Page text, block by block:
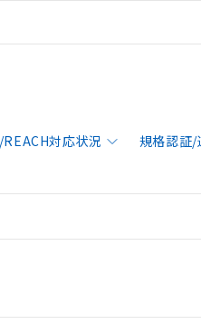
対応状況 規格認証/